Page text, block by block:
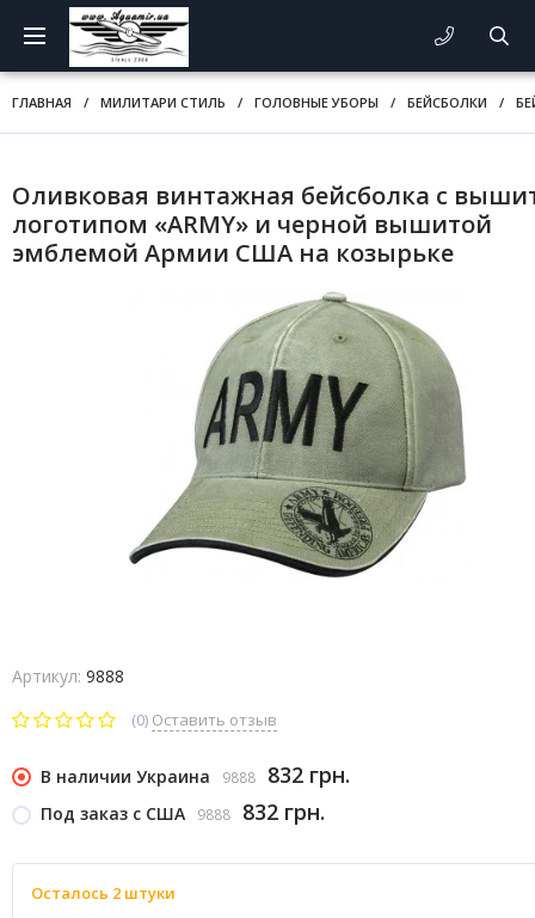
ГЛАВНАЯ / МИЛИТАРИ СТИЛЬ / ГОЛОВНЫЕ УБОРЫ / БЕЙСБОЛКИ /
Оливковая винтажная бейсболка с
логотипом «ARMY» и черной вышитой
эмблемой Армии США на козырьке
Артикул: 9888
(0) Оставить отзыв
В наличии Украина 9888 832 грн.
Под заказ с США 9888 832 грн.
Осталось 2 штуки